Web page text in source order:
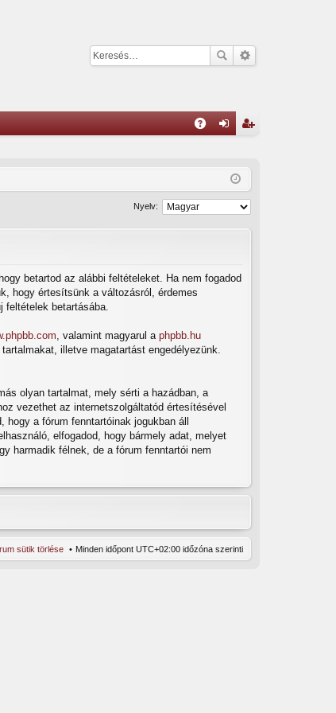
is
Nyelv:
betartod az alábbi feltételeket. Ha nem fogadod
hogy értesítsünk a változásról, érdemes
feltételek betartásába.
, valamint magyarul a phpbb.hu
illetve magatartást engedélyezünk.
olyan tartalmat, mely sérti a hazádban, a
vezethet az internetszolgáltatód értesítésével
a fórum fenntartóinak jogukban áll
elfogadod, hogy bármely adat, melyet
harmadik félnek, de a fórum fenntartói nem
Minden időpont UTC+02:00 időzóna szerinti
sütik törlése